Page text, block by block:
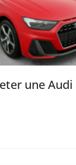
une Audi